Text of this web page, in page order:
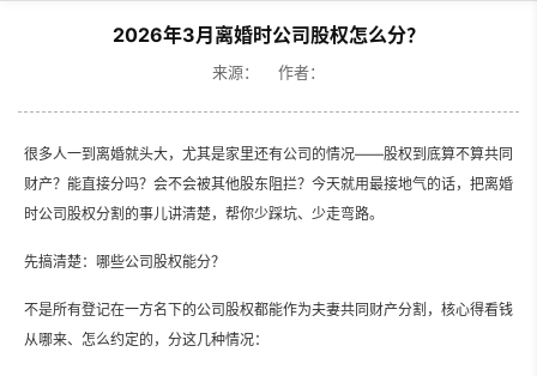
2026年3月离婚时公司股权怎么分？
来源： 作者：
很多人一到离婚就头大，尤其是家里还有公司的情况——股权到底算不算共同
财产？能直接分吗？会不会被其他股东阻拦？今天就用最接地气的话，把离婚
时公司股权分割的事儿讲清楚，帮你少踩坑、少走弯路。
先搞清楚：哪些公司股权能分？
不是所有登记在一方名下的公司股权都能作为夫妻共同财产分割，核心得看钱
从哪来、怎么约定的，分这几种情况：